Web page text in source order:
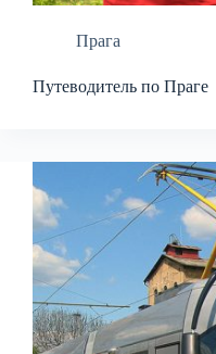
Прага
Путеводитель по Праге